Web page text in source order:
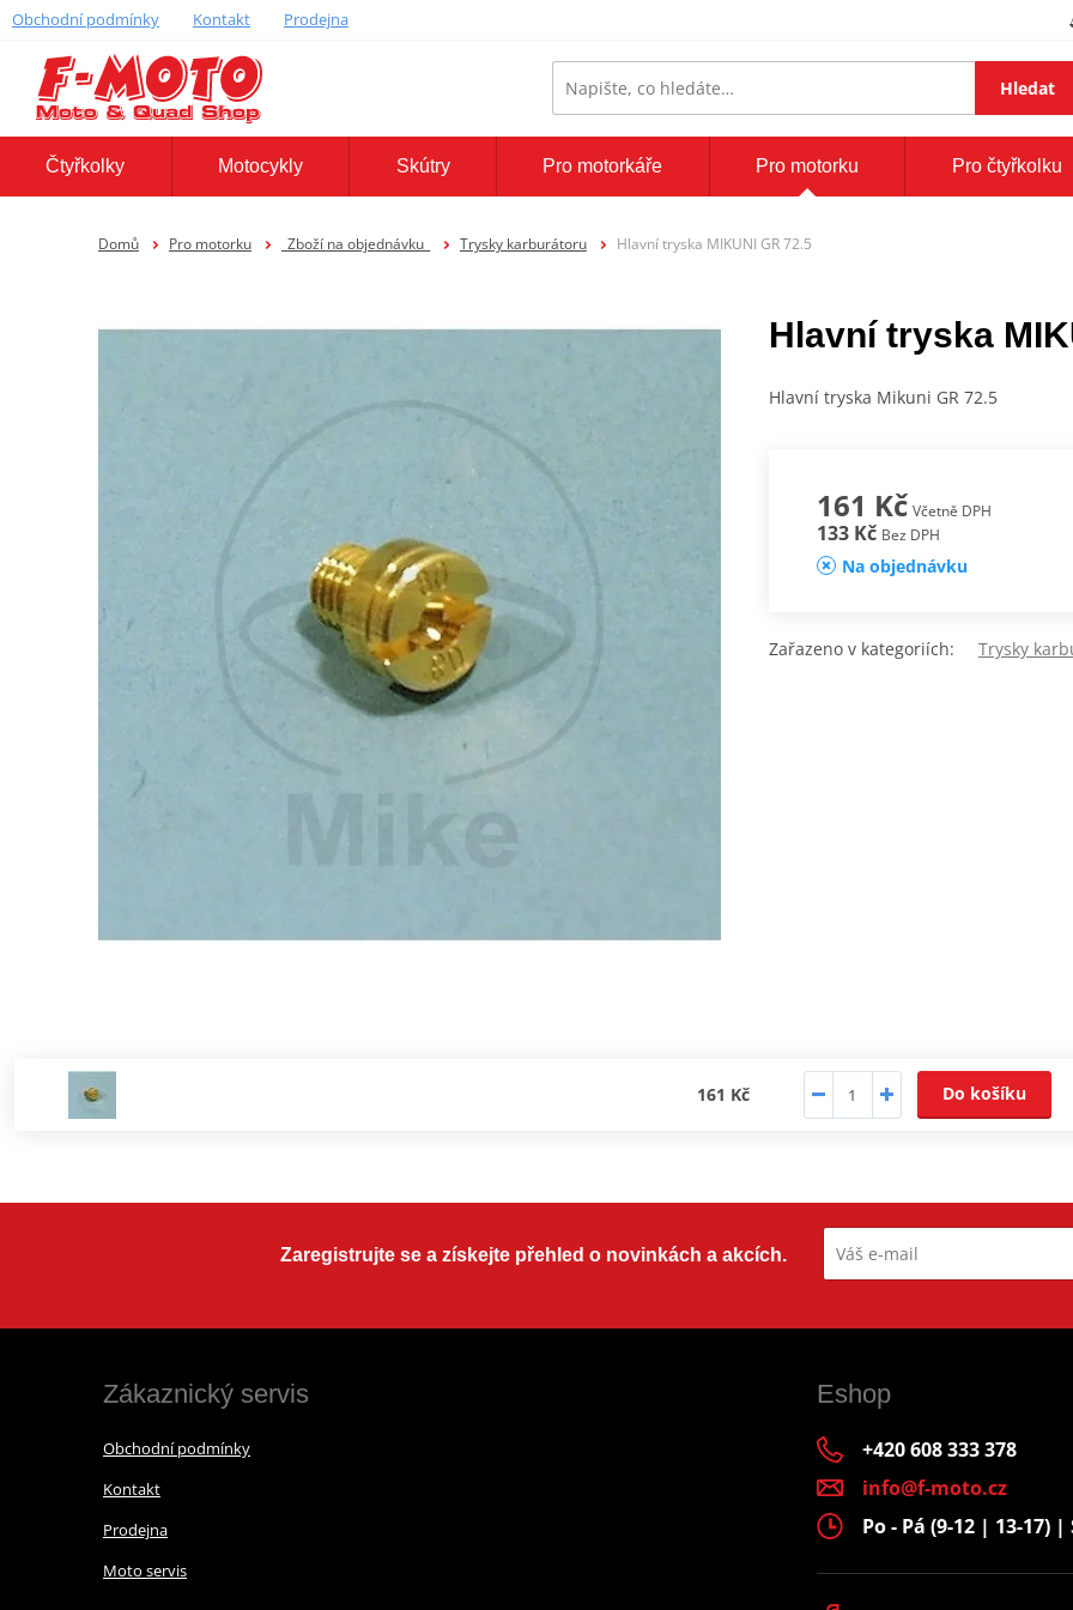
Obchodní podmínky Kontakt Prodejna
Hledat
Čtyřkolky Motocykly Skútry Pro motorkáře Pro motorku Pro čtyřkolku
Domů Pro motorku _Zboží na objednávku_ Trysky karburátoru Hlavní tryska MIKUNI GR 72.5
Hlavní tryska
Hlavní tryska Mikuni GR 72.5
161 Kč Včetně DPH
133 Kč Bez DPH
Na objednávku
Zařazeno v kategoriích: Trysky
161 Kč Do košíku
Zaregistrujte se a získejte přehled o novinkách a akcích.
Zákaznický servis
Obchodní podmínky
Kontakt
Prodejna
Moto servis
Eshop
+420 608 333 378
info@f-moto.cz
Po - Pá (9-12 | 13-17) |